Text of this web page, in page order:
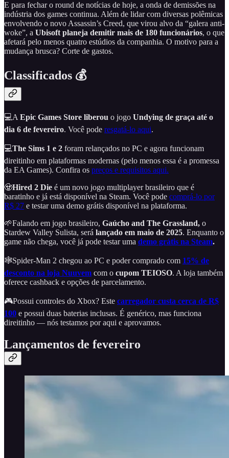
E para fechar o round de notícias de hoje, a onda de demissões na
indústria dos games continua. Além de lidar com diversas polêmicas
envolvendo o novo Assassin’s Creed, que virou alvo da “galera anti-
woke”, a Ubisoft planeja demitir mais de 180 funcionários, o que
afetará pelo menos quatro estúdios da companhia. O motivo para a
mudança brusca? Corte de gastos.
Classificados 💰
💻A Epic Games Store liberou o jogo Undying de graça até o
dia 6 de fevereiro. Você pode resgatá-lo aqui.
💻The Sims 1 e 2 foram relançados no PC e agora funcionam
direitinho em plataformas modernas (pelo menos essa é a promessa
da EA Games). Confira os preços e requisitos aqui.
🧟Hired 2 Die é um novo jogo multiplayer brasileiro que é
baratinho e já está disponível na Steam. Você pode comprá-lo por
R$ 27 e testar uma demo grátis disponível na plataforma.
🌱Falando em jogo brasileiro, Gaúcho and The Grassland, o
Stardew Valley Sulista, será lançado em maio de 2025. Enquanto o
game não chega, você já pode testar uma demo grátis na Steam.
🕸️Spider-Man 2 chegou ao PC e poder comprado com 15% de
desconto na loja Nuuvem com o cupom TEIOSO. A loja também
oferece cashback e opções de parcelamento.
🎮Possui controles do Xbox? Este carregador custa cerca de R$
100 e possui duas baterias inclusas. É genérico, mas funciona
direitinho — nós testamos por aqui e aprovamos.
Lançamentos de fevereiro